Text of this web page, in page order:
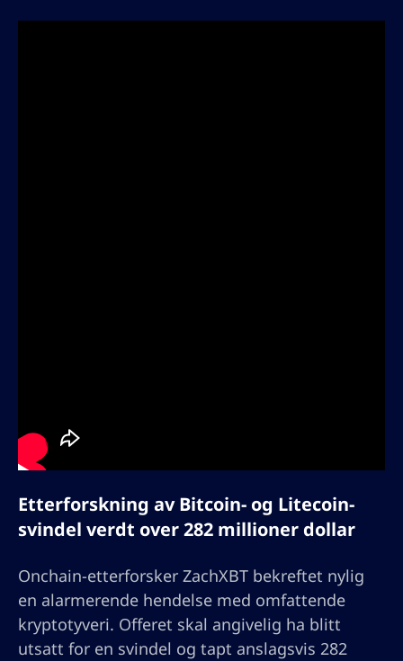
Etterforskning av Bitcoin- og Litecoin-
svindel verdt over 282 millioner dollar
Onchain-etterforsker ZachXBT bekreftet nylig
en alarmerende hendelse med omfattende
kryptotyveri. Offeret skal angivelig ha blitt
utsatt for en svindel og tapt anslagsvis 282